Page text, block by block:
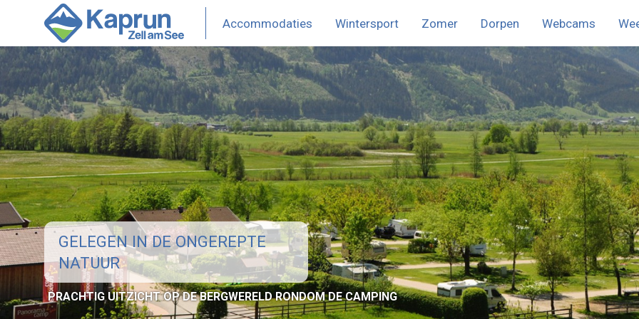
Overslaan
de
inhoud
gaan
Hoofdmenu
Kaprun
Accommodaties Wintersport Zomer Dorpen Webcams
GELEGEN IN DE ONGEREPTE
NATUUR
PRACHTIG UITZICHT OP DE BERGWERELD RONDOM DE CAMPING